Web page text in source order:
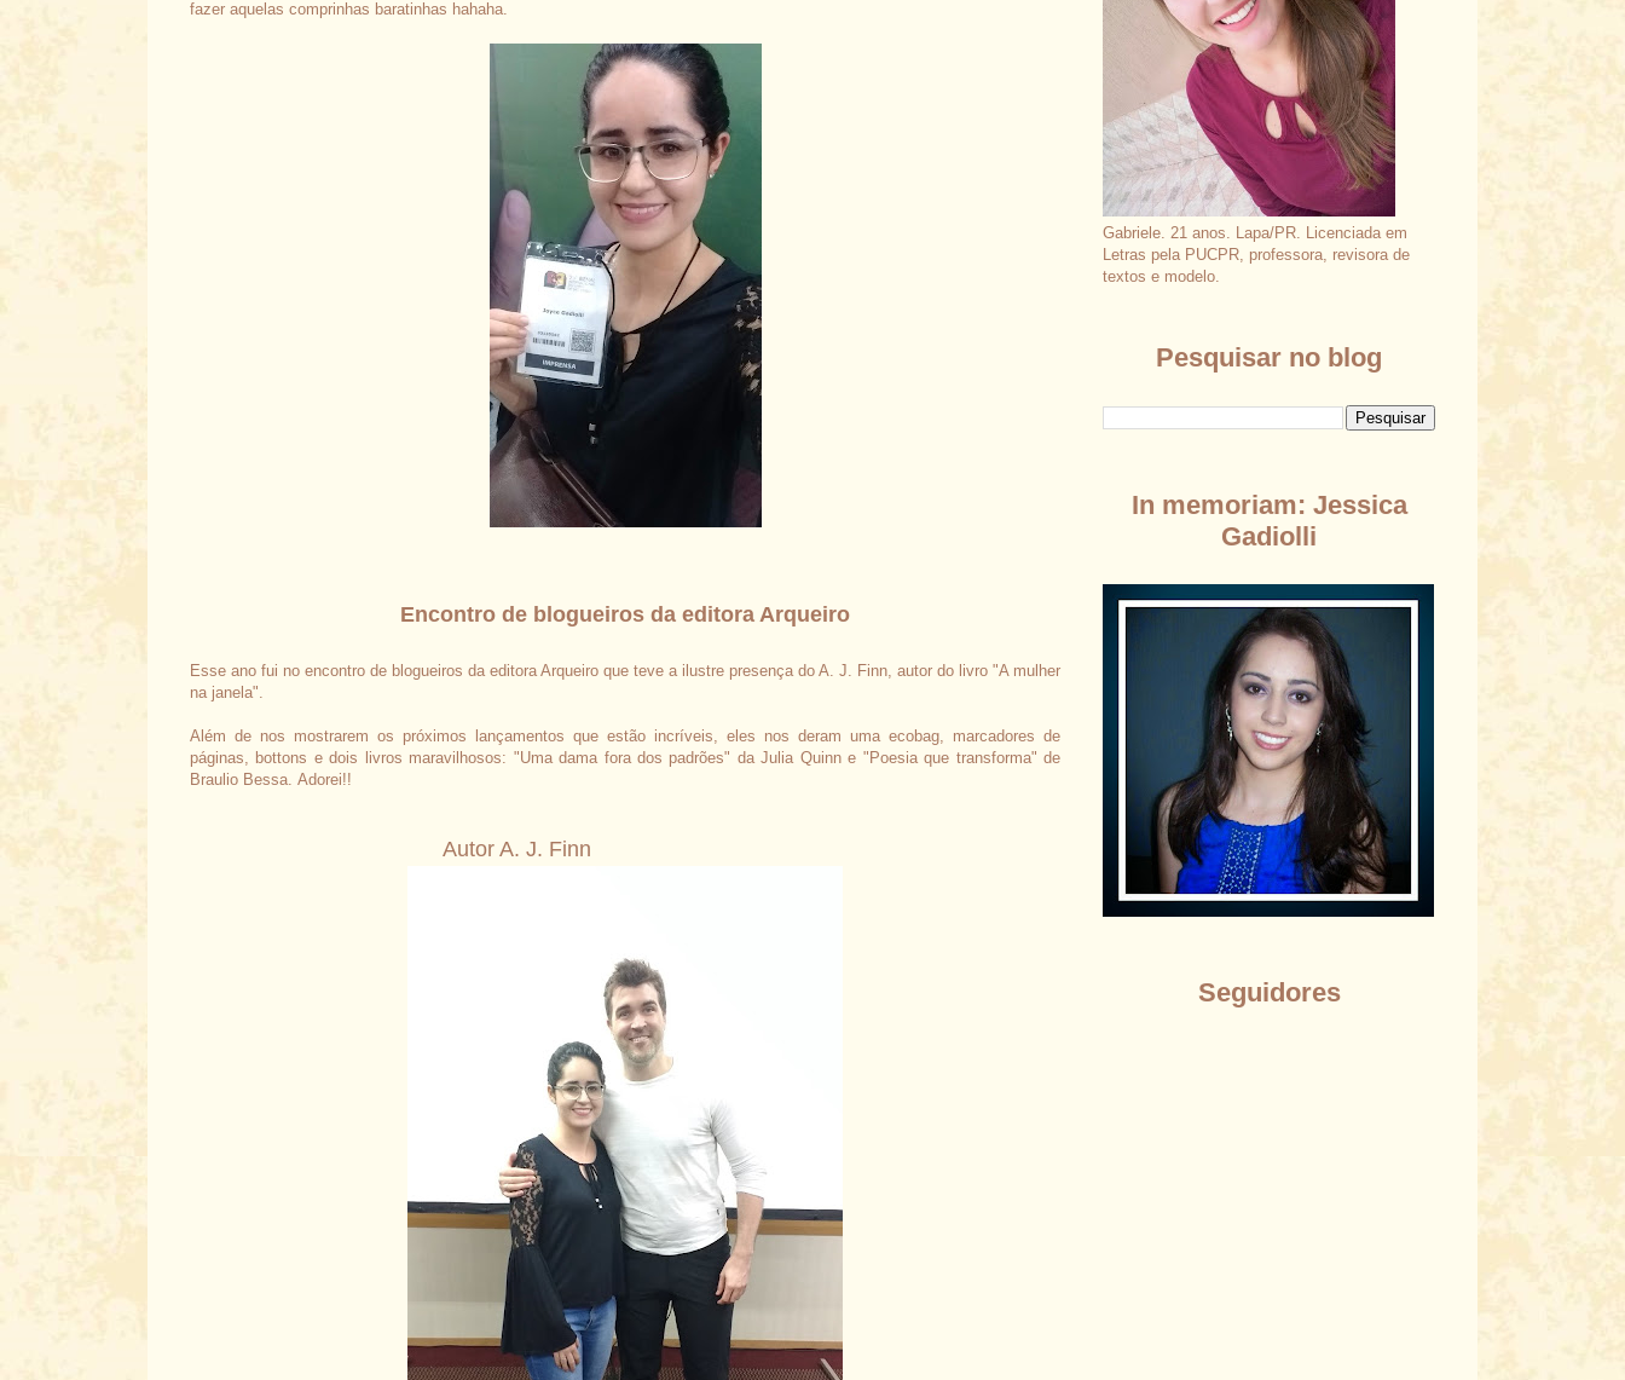
fazer aquelas comprinhas baratinhas hahaha.
Encontro de blogueiros da editora Arqueiro
Esse ano fui no encontro de blogueiros da editora Arqueiro que teve a ilustre presença do A. J. Finn, autor do livro "A mulher
na janela".
Além de nos mostrarem os próximos lançamentos que estão incríveis, eles nos deram uma ecobag, marcadores de
páginas, bottons e dois livros maravilhosos: "Uma dama fora dos padrões" da Julia Quinn e "Poesia que transforma" de
Braulio Bessa. Adorei!!
Autor A. J. Finn
Gabriele. 21 anos. Lapa/PR. Licenciada em
Letras pela PUCPR, professora, revisora de
textos e modelo.
Pesquisar no blog
In memoriam: Jessica
Gadiolli
Seguidores